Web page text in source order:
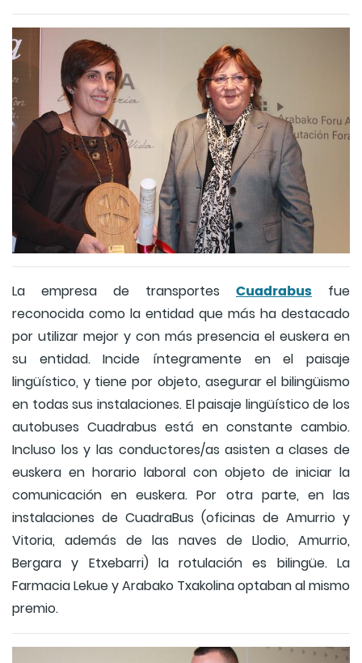
La empresa de transportes Cuadrabus fue
reconocida como la entidad que más ha destacado
por utilizar mejor y con más presencia el euskera en
su entidad. Incide íntegramente en el paisaje
lingüístico, y tiene por objeto, asegurar el bilingüismo
en todas sus instalaciones. El paisaje lingüístico de los
autobuses Cuadrabus está en constante cambio.
Incluso los y las conductores/as asisten a clases de
euskera en horario laboral con objeto de iniciar la
comunicación en euskera. Por otra parte, en las
instalaciones de CuadraBus (oficinas de Amurrio y
Vitoria, además de las naves de Llodio, Amurrio,
Bergara y Etxebarri) la rotulación es bilingüe. La
Farmacia Lekue y Arabako Txakolina optaban al mismo
premio.